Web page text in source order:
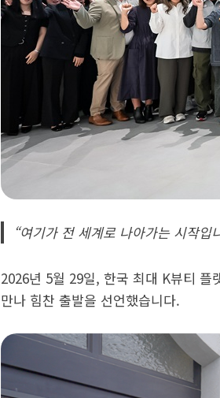
“여기가 전 세계로 나아가는 시작
2026년 5월 29일, 한국 최대 K뷰티 플
만나 힘찬 출발을 선언했습니다.